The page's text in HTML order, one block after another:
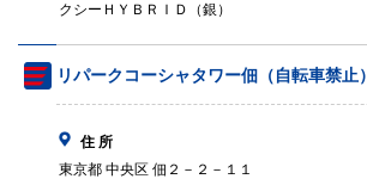
クシーＨＹＢＲＩＤ（銀）
リパークコーシャタワー佃（自転車禁止）
住 所
東京都 中央区 佃２－２－１１